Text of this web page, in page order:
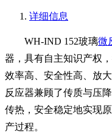
详细信息
WH-IND 152玻璃微
器，具有自主知识产权
效率高、安全性高、放
反应器兼顾了传质与压
传热，安全稳定地实现
产过程。